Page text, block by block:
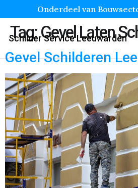
Onderdeel van
Schilder Service Leeuwarden
Tag:Gevel Laten
Gevel Schilderen